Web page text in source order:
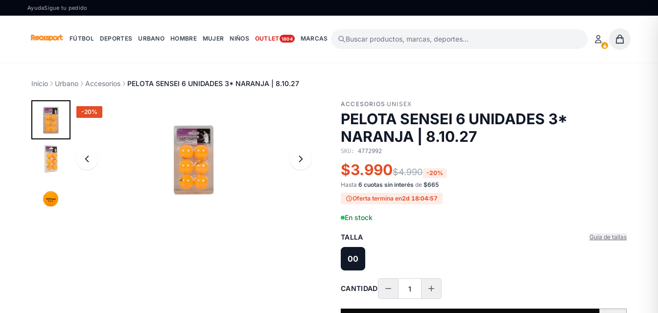
Ir al contenido
AyudaSigue tu pedido
FÚTBOL DEPORTES URBANO HOMBRE MUJER NIÑOS OUTLET 1804 MARCAS Buscar productos, marcas, deportes…
Inicio Urbano Accesorios PELOTA SENSEI 6 UNIDADES 3* NARANJA | 8.10.27
-20%
ACCESORIOS ·UNISEX
PELOTA SENSEI 6 UNIDADES 3*
NARANJA | 8.10.27
SKU: 4772992
$3.990$4.990 -20%
Hasta 6 cuotas sin interés de $665
Oferta termina en2d 18:04:56
En stock
TALLA Guía de tallas
00
CANTIDAD